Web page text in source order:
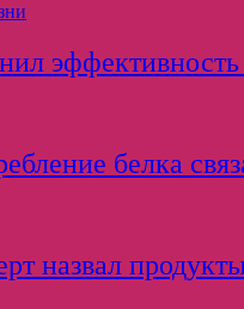
белка
назвал